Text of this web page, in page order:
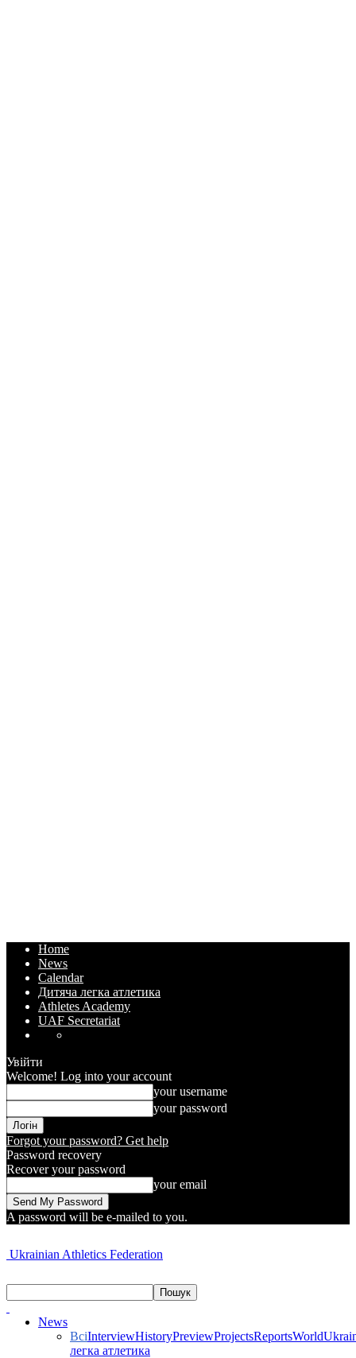
Home
News
Calendar
Дитяча легка атлетика
Athletes Academy
UAF Secretariat
Увійти
Welcome! Log into your account
your username
your password
Forgot your password? Get help
Password recovery
Recover your password
your email
A password will be e-mailed to you.
Ukrainian Athletics Federation
News
ВсіInterviewHistoryPreviewProjectsReportsWorld
легка атлетика